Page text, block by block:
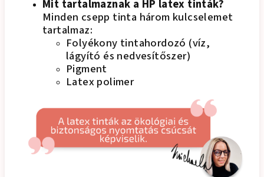
Mit tartalmaznak a HP latex tinták?
Minden csepp tinta három kulcselemet
tartalmaz:
Folyékony tintahordozó (víz,
lágyító és nedvesítőszer)
Pigment
Latex polimer